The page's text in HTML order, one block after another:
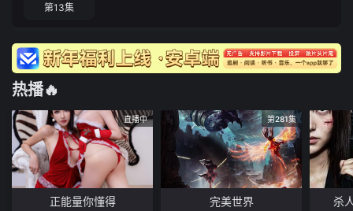
第13集
热播🔥
直播中
正能量你懂得
第281集
完美世界 杀